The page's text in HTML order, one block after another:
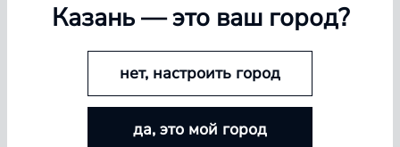
Аппаратное лечение глаз Ортокератология
БОЛЬШЕ ЛИНЗ — БОЛЬШЕ СКИДКА
Покупайте контактные линзы Airway и увеличивайте
Казань— это ваш город?
нет, настроить город
да, это мой город